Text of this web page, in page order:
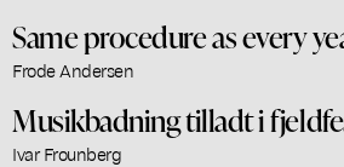
Same procedure as every
Frode Andersen
Musikbadning tilladt i
Ivar Frounberg